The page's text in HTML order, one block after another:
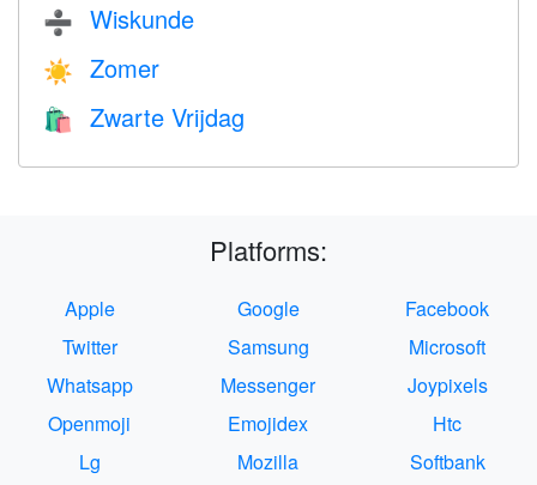
➗ Wiskunde
☀️ Zomer
🛍 Zwarte Vrijdag
Platforms:
Apple Google
Facebook
Twitter
Samsung
Microsoft
Whatsapp
Messenger
Joypixels
Openmoji
Emojidex
Htc
Lg
Mozilla
Softbank